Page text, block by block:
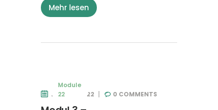
Mehr lesen
Module
22
27. JUNI 2022 0 COMMENTS